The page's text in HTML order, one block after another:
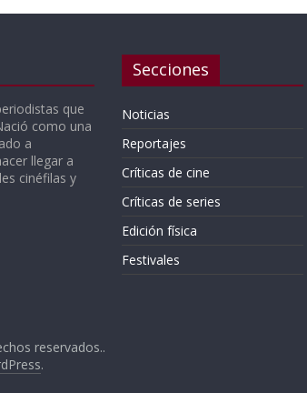
que
como una
a
llegar a
cinéfilas y
Secciones
Noticias
Reportajes
Críticas de cine
Críticas de series
Edición física
Festivales
reservados..
.